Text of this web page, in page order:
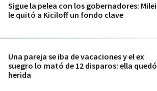
Sigue la pelea con los gobernadores: Milei
le quitó a Kiciloff un fondo clave
Una pareja se iba de vacaciones y el ex
suegro lo mató de 12 disparos: ella quedó
herida